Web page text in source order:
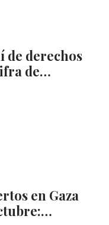
de derechos
de…
en Gaza